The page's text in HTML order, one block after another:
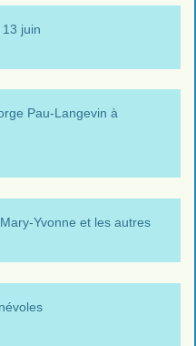
juin
Pau-Langevin à
Yvonne et les autres